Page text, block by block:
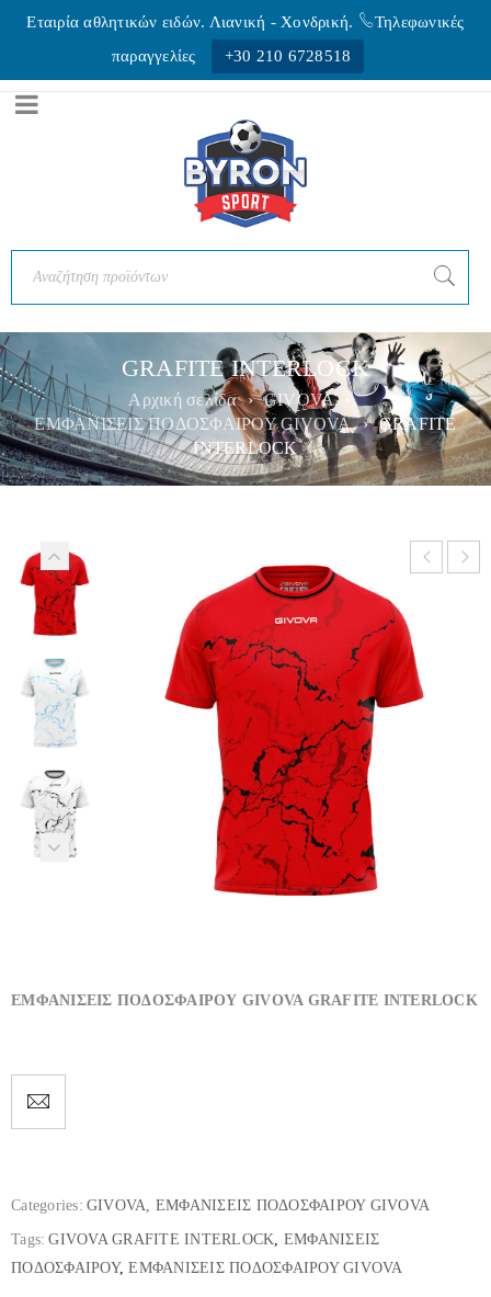
Εταιρία αθλητικών ειδών. Λιανική - Xονδρική.
Τηλεφωνικές
παραγγελίες
+30 210 6728518
GRAFITE INTERLOCK
Αρχική σελίδα › GIVOVA
›
ΕΜΦΑΝΙΣΕΙΣ ΠΟΔΟΣΦΑΙΡΟΥ GIVOVA › GRAFITE
INTERLOCK
ΕΜΦΑΝΙΣΕΙΣ ΠΟΔΟΣΦΑΙΡΟΥ GIVOVA GRAFITE INTERLOCK
Categories: GIVOVA, ΕΜΦΑΝΙΣΕΙΣ ΠΟΔΟΣΦΑΙΡΟΥ GIVOVA
Tags: GIVOVA GRAFITE INTERLOCK, ΕΜΦΑΝΙΣΕΙΣ
ΠΟΔΟΣΦΑΙΡΟΥ,ΕΜΦΑΝΙΣΕΙΣ ΠΟΔΟΣΦΑΙΡΟΥ GIVOVA